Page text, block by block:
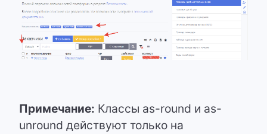
Примечание: Классы as-round и as-
unround действуют только на